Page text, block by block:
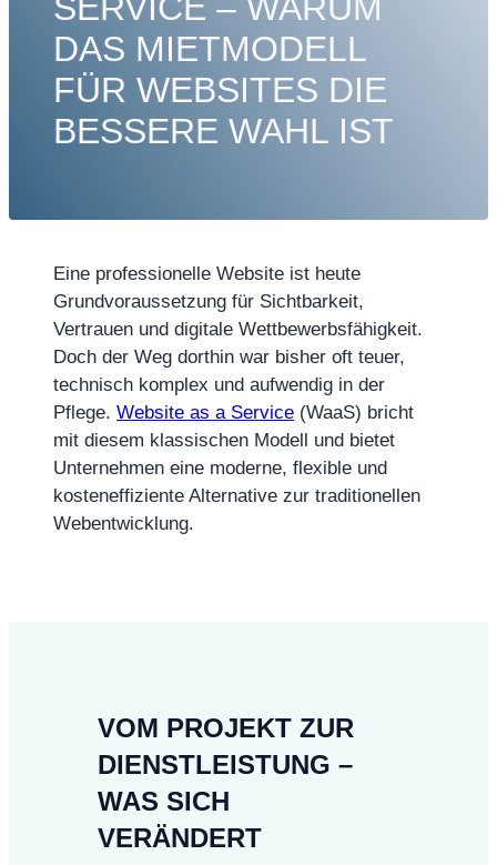
DAS MIETMODELL
FÜR WEBSITES DIE
BESSERE WAHL IST
Eine professionelle Website ist heute
Grundvoraussetzung für Sichtbarkeit,
Vertrauen und digitale Wettbewerbsfähigkeit.
Doch der Weg dorthin war bisher oft teuer,
technisch komplex und aufwendig in der
Pflege. Website as a Service (WaaS) bricht
mit diesem klassischen Modell und bietet
Unternehmen eine moderne, flexible und
kosteneffiziente Alternative zur traditionellen
Webentwicklung.
VOM PROJEKT ZUR
DIENSTLEISTUNG –
WAS SICH
VERÄNDERT